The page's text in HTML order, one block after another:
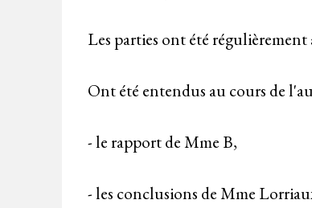
Les parties ont été
Ont été entendus au cours de
- le rapport de Mme B,
- les conclusions de Mme